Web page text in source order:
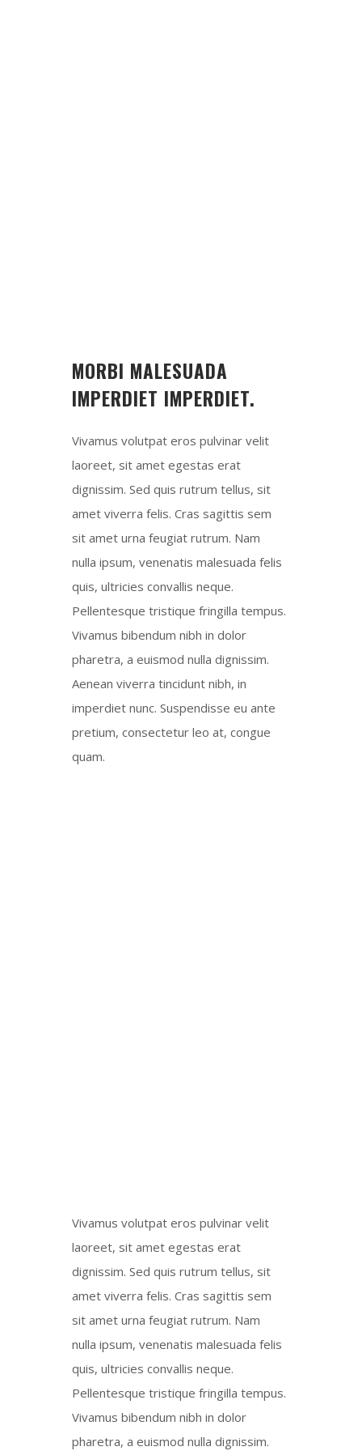
MORBI MALESUADA
IMPERDIET IMPERDIET.
Vivamus volutpat eros pulvinar velit
laoreet, sit amet egestas erat
dignissim. Sed quis rutrum tellus, sit
amet viverra felis. Cras sagittis sem
sit amet urna feugiat rutrum. Nam
nulla ipsum, venenatis malesuada felis
quis, ultricies convallis neque.
Pellentesque tristique fringilla tempus.
Vivamus bibendum nibh in dolor
pharetra, a euismod nulla dignissim.
Aenean viverra tincidunt nibh, in
imperdiet nunc. Suspendisse eu ante
pretium, consectetur leo at, congue
quam.
Vivamus volutpat eros pulvinar velit
laoreet, sit amet egestas erat
dignissim. Sed quis rutrum tellus, sit
amet viverra felis. Cras sagittis sem
sit amet urna feugiat rutrum. Nam
nulla ipsum, venenatis malesuada felis
quis, ultricies convallis neque.
Pellentesque tristique fringilla tempus.
Vivamus bibendum nibh in dolor
pharetra, a euismod nulla dignissim.